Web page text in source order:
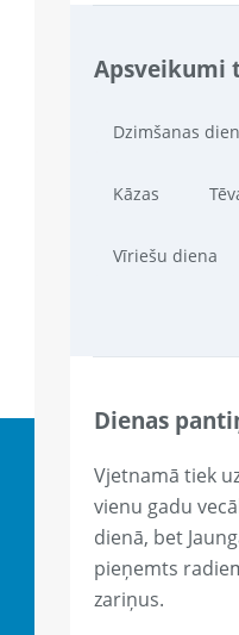
Apsveikumi
Dzimšanas
Kāzas
Vīriešu diena
Dienas
Vjetnamā tiek
vienu gadu
dienā, bet
pieņemts
zariņus.